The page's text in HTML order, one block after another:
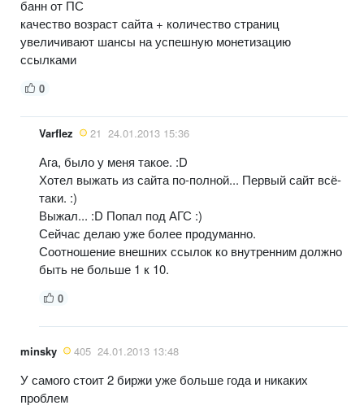
банн от ПС
качество возраст сайта + количество страниц
увеличивают шансы на успешную монетизацию
ссылками
0
Varflez 21 24.01.2013 15:36
Ага, было у меня такое. :D
Хотел выжать из сайта по-полной... Первый сайт всё-
таки. :)
Выжал... :D Попал под АГС :)
Сейчас делаю уже более продуманно.
Соотношение внешних ссылок ко внутренним должно
быть не больше 1 к 10.
0
minsky 405 24.01.2013 13:48
У самого стоит 2 биржи уже больше года и никаких
проблем